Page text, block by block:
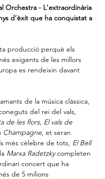
Orchestra - L'extraordinària
d’èxit que ha conquistat a
producció perquè els
exigents de les millors
es rendeixin davant
de la música clàssica,
del rei del vals,
de les flors, El vals de
Champagne, et seran
més cèlebre de tots, El Bell
Marxa Radetzky completen
concert que ha
de 5 milions